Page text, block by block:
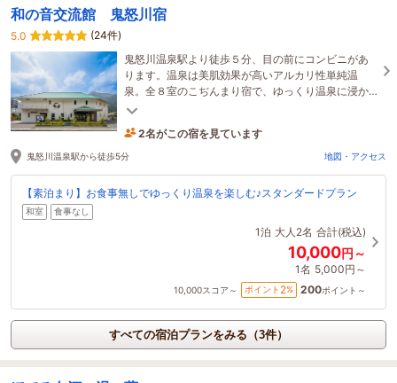
和の音交流館 鬼怒川宿
5.0
(24件)
鬼怒川温泉駅より徒歩５分、目の前にコンビニがあ
ります。温泉は美肌効果が高いアルカリ性単純温
泉。全８室のこぢんまり宿で、ゆっくり温泉に浸か
れます♪22時までチェックインＯＫ！
2名がこの宿を見ています
鬼怒川温泉駅から徒歩5分 地図・アクセス
【素泊まり】お食事無しでゆっくり温泉を楽しむ♪スタンダードプラン
和室 食事なし
1泊 大人2名 合計(税込)
10,000円～
1名 5,000円～
10,000スコア～ ポイント 2% 200ポイント～
すべての宿泊プランをみる（3件）